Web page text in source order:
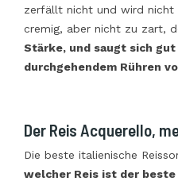
zerfällt nicht und wird nicht
cremig, aber nicht zu zart,
Stärke, und saugt sich
durchgehendem Rühren
Der Reis Acquerello,
Die beste italienische
welcher Reis ist der beste